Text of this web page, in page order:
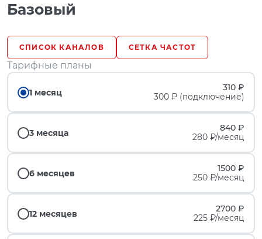
Базовый
СПИСОК КАНАЛОВ СЕТКА ЧАСТОТ
Тарифные планы
1 месяц
310 ₽
300 ₽ (подключение)
3 месяца
840 ₽
280 ₽/месяц
6 месяцев
1500 ₽
250 ₽/месяц
12 месяцев
2700 ₽
225 ₽/месяц